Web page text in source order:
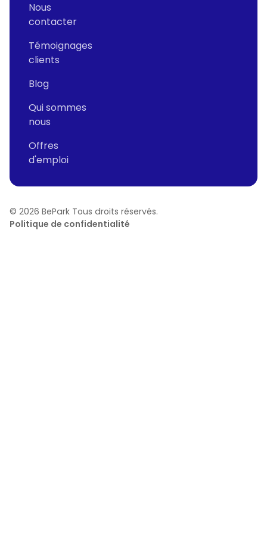
Nous
contacter
Témoignages
clients
Blog
Qui sommes
nous
Offres
d'emploi
© 2026 BePark Tous droits réservés.
Politique de confidentialité